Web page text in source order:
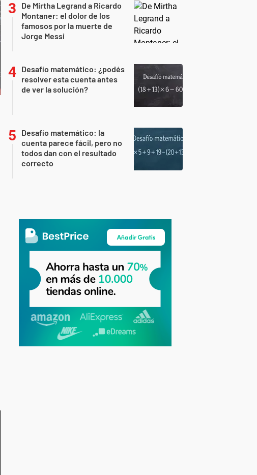
De Mirtha Legrand a Ricardo
Montaner: el dolor de los
famosos por la muerte de
Jorge Messi
Desafío matemático: ¿podés
resolver esta cuenta antes
de ver la solución?
Desafío matemático: la
cuenta parece fácil, pero no
todos dan con el resultado
correcto